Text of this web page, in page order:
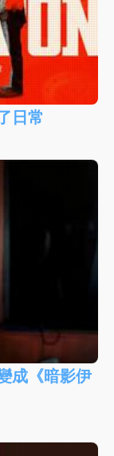
日常
成《暗影伊